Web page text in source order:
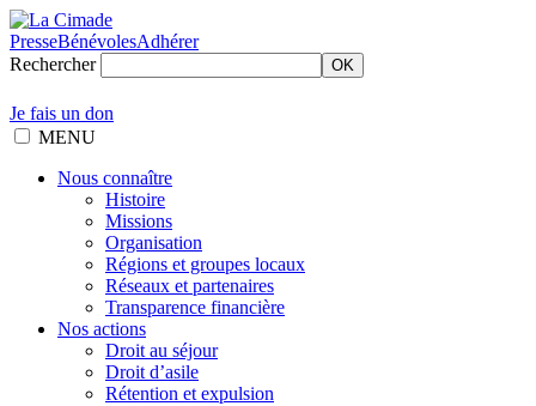
PresseBénévolesAdhérer
Rechercher
OK
Je fais un don
MENU
Nous connaître
Histoire
Missions
Organisation
Régions et groupes locaux
Réseaux et partenaires
Transparence financière
Nos actions
Droit au séjour
Droit d’asile
Rétention et expulsion